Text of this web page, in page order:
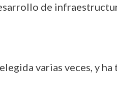
de
varias veces, y ha